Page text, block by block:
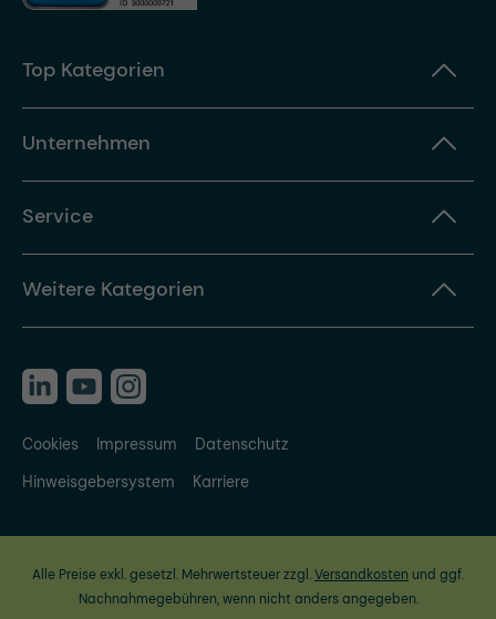
Top Kategorien
Unternehmen
Service
Weitere Kategorien
Cookies Impressum
Datenschutz
Hinweisgebersystem
Karriere
Alle Preise exkl. gesetzl. Mehrwertsteuer zzgl.Versandkosten und ggf.
Nachnahmegebühren, wenn nicht anders angegeben.